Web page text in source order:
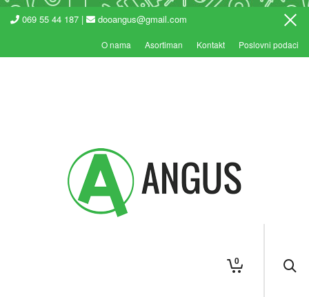
069 55 44 187 | dooangus@gmail.com
O nama Asortiman Kontakt Poslovni podaci
0